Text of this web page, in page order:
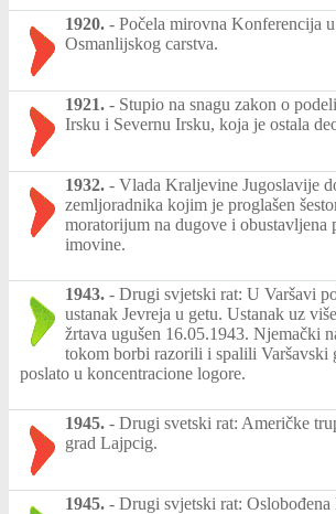
1920. - Počela mirovna Konferencija
Osmanlijskog carstva.
1921. - Stupio na snagu zakon o
Irsku i Severnu Irsku, koja je ostala
1932. - Vlada Kraljevine Jugoslavije
zemljoradnika kojim je proglašen
moratorijum na dugove i obustavljena
imovine.
1943. - Drugi svjetski rat: U Varšavi
ustanak Jevreja u getu. Ustanak uz
žrtava ugušen 16.05.1943. Njemački
tokom borbi razorili i spalili Varšavski
poslato u koncentracione logore.
1945. - Drugi svetski rat: Američke
grad Lajpcig.
1945. - Drugi svjetski rat: Oslobođena